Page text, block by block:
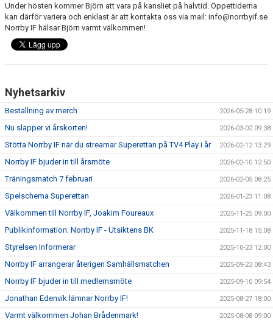
Under hösten kommer Björn att vara på kansliet på halvtid. Öppettiderna
kan därför variera och enklast är att kontakta oss via mail: info@norrbyif.se
Norrby IF hälsar Björn varmt välkommen!
Nyhetsarkiv
Beställning av merch 2026-05-28 10:19
Nu släpper vi årskorten! 2026-03-02 09:38
Stötta Norrby IF när du streamar Superettan på TV4 Play i år 2026-02-12 13:29
Norrby IF bjuder in till årsmöte 2026-02-10 12:50
Träningsmatch 7 februari 2026-02-05 08:25
Spelschema Superettan 2026-01-23 11:08
Välkommen till Norrby IF, Joakim Foureaux 2025-11-25 09:00
Publikinformation: Norrby IF - Utsiktens BK 2025-11-18 15:08
Styrelsen Informerar 2025-10-23 12:00
Norrby IF arrangerar återigen Samhällsmatchen 2025-09-23 08:43
Norrby IF bjuder in till medlemsmöte 2025-09-10 09:54
Jonathan Edenvik lämnar Norrby IF! 2025-08-27 18:00
Varmt välkommen Johan Brådenmark! 2025-08-08 09:00